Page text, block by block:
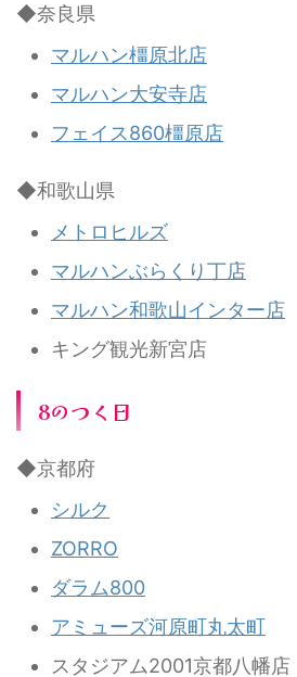
◆奈良県
マルハン橿原北店
マルハン大安寺店
フェイス860橿原店
◆和歌山県
メトロヒルズ
マルハンぶらくり丁店
マルハン和歌山インター店
キング観光新宮店
8のつく日
◆京都府
シルク
ZORRO
ダラム800
アミューズ河原町丸太町
スタジアム2001京都八幡店